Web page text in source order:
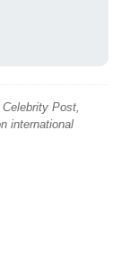
Post,
international